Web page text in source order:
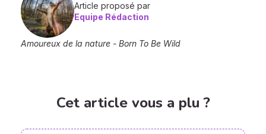
Article proposé par
Equipe Rédaction
Amoureux de la nature - Born To Be Wild
Cet article vous a plu ?